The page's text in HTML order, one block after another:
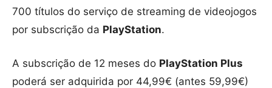
700 títulos do serviço de streaming de videojogos
por subscrição da PlayStation.
A subscrição de 12 meses do PlayStation Plus
poderá ser adquirida por 44,99€ (antes 59,99€)